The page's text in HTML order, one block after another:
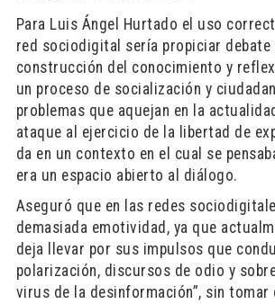
Para Luis Ángel Hurtado el uso
red sociodigital sería propiciar debate
construcción del conocimiento y
un proceso de socialización y
problemas que aquejan en la
ataque al ejercicio de la libertad de
da en un contexto en el cual se
era un espacio abierto al diálogo.
Aseguró que en las redes
demasiada emotividad, ya que
deja llevar por sus impulsos que
polarización, discursos de odio y
virus de la desinformación”, sin tomar